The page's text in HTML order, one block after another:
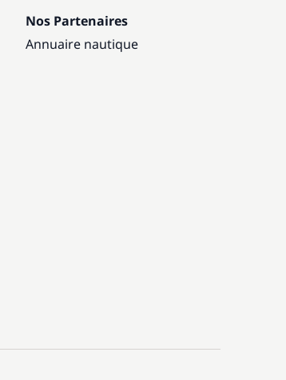
Nos Partenaires
Annuaire nautique